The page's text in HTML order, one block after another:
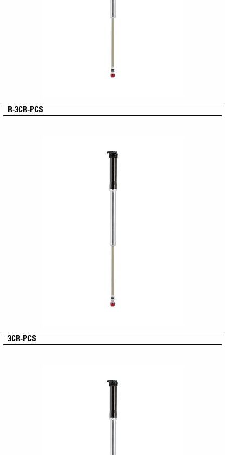
R-3CR-PCS
3CR-PCS